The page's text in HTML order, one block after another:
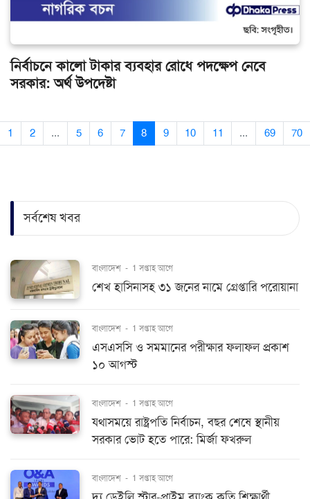
নির্বাচনে কালো টাকার ব্যবহার রোধে পদক্ষেপ নেবে
সরকার: অর্থ উপদেষ্টা
1 2 ... 5 6 7 8 9 10 11 ... 69 70
সর্বশেষ খবর
বাংলাদেশ - 1 সপ্তাহ আগে
শেখ হাসিনাসহ ৩১ জনের নামে গ্রেপ্তারি পরোয়ানা
বাংলাদেশ - 1 সপ্তাহ আগে
এসএসসি ও সমমানের পরীক্ষার ফলাফল প্রকাশ
১০ আগস্ট
বাংলাদেশ - 1 সপ্তাহ আগে
যথাসময়ে রাষ্ট্রপতি নির্বাচন, বছর শেষে স্থানীয়
সরকার ভোট হতে পারে: মির্জা ফখরুল
বাংলাদেশ - 1 সপ্তাহ আগে